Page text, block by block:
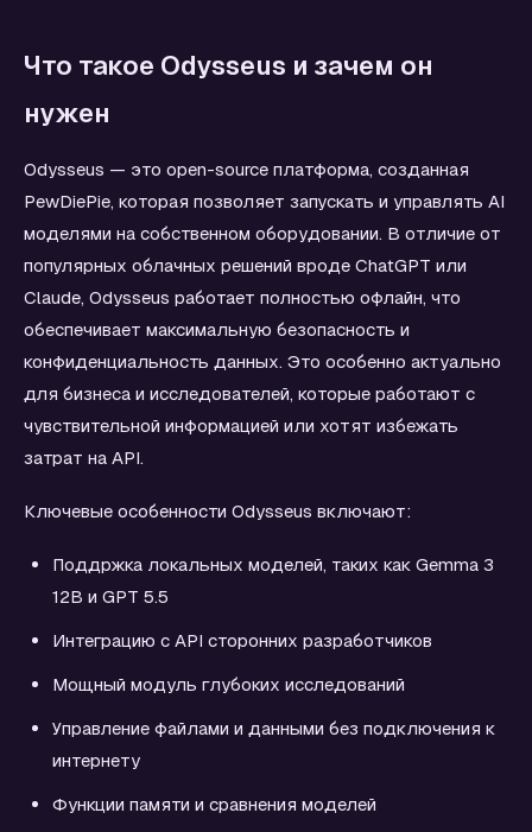
Что такое Odysseus и зачем он
нужен
Odysseus — это open-source платформа, созданная
PewDiePie, которая позволяет запускать и управлять AI
моделями на собственном оборудовании. В отличие от
популярных облачных решений вроде ChatGPT или
Claude, Odysseus работает полностью офлайн, что
обеспечивает максимальную безопасность и
конфиденциальность данных. Это особенно актуально
для бизнеса и исследователей, которые работают с
чувствительной информацией или хотят избежать
затрат на API.
Ключевые особенности Odysseus включают:
Поддржка локальных моделей, таких как Gemma 3
12B и GPT 5.5
Интеграцию с API сторонних разработчиков
Мощный модуль глубоких исследований
Управление файлами и данными без подключения к
интернету
Функции памяти и сравнения моделей